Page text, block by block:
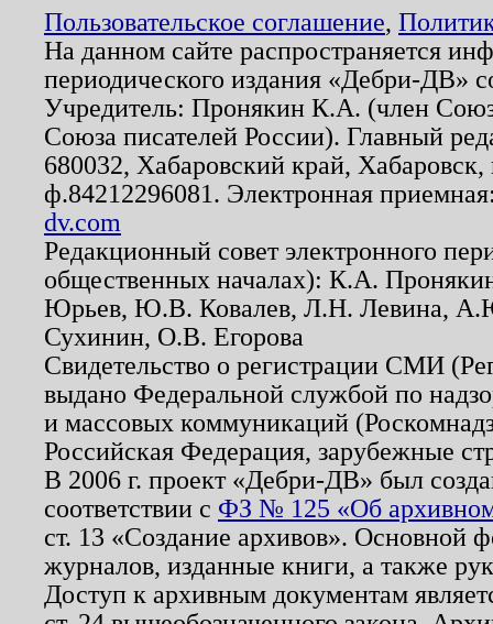
Пользовательское соглашение,
На данном сайте распространяется
периодического издания «Дебри-ДВ»
Учредитель: Пронякин К.А. (член
Союза писателей России). Главный
680032, Хабаровский край,
ф.84212296081. Электронная
dv.com
Редакционный совет электронного
общественных началах): К.А.
Юрьев, Ю.В. Ковалев, Л.Н. Левина,
Сухинин, О.В. Егорова
Свидетельство о регистрации СМИ
выдано Федеральной службой по
и массовых коммуникаций
Российская Федерация, зарубежные
В 2006 г. проект «Дебри-ДВ» был
соответствии с ФЗ № 125 «Об
ст. 13 «Создание архивов». Основной
журналов, изданные книги, а также
Доступ к архивным документам